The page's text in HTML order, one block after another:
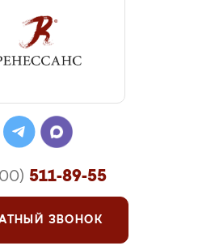
511-89-55
ЗВОНОК